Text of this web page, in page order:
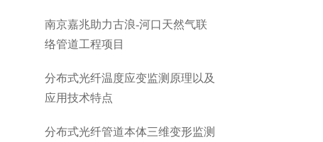
南京嘉兆助力古浪-河口天然气联
络管道工程项目
分布式光纤温度应变监测原理以及
应用技术特点
分布式光纤管道本体三维变形监测